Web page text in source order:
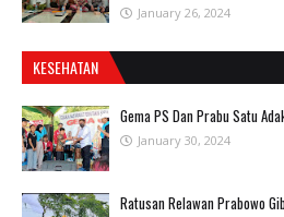
January 26, 2024
KESEHATAN
Gema PS Dan Prabu Satu
January 30, 2024
Ratusan Relawan Prabowo